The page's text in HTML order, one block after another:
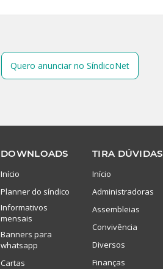
Quero anunciar no SíndicoNet
DOWNLOADS
Início
Planner do síndico
Informativos
mensais
Banners para
whatsapp
Cartas
TIRA DÚVIDAS
Início
Administradoras
Assembleias
Convivência
Diversos
Finanças